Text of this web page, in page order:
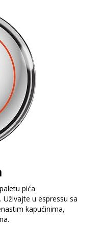
pića
u espressu sa
kapućinima,